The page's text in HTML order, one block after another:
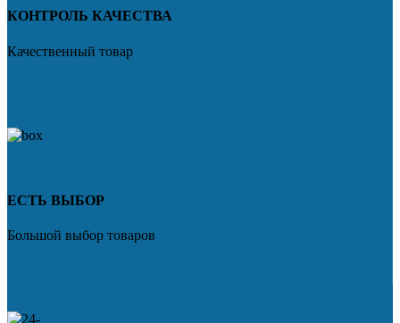
КОНТРОЛЬ КАЧЕСТВА
Качественный товар
ЕСТЬ ВЫБОР
Большой выбор товаров